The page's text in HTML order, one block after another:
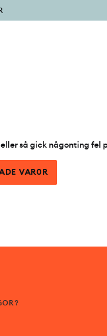
så gick någonting fel
VAR0R